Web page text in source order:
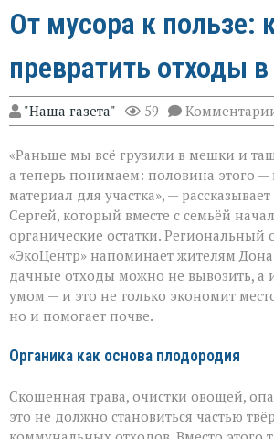
От мусора к пользе:
превратить отходы в
"Наша газета" 59
«Раньше мы всё грузили в мешки и
а теперь понимаем: половина этого —
материал для участка», —
Сергей, который вместе с семьёй
органические остатки. Региональный
«ЭкоЦентр» напоминает жителям
дачные отходы можно не вывозить, а
умом — и это не только экономит
но и помогает почве.
Органика как основа плодородия
Скошенная трава, очистки овощей,
это не должно становиться частью